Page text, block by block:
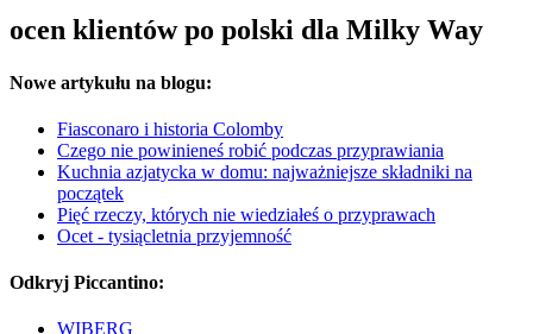
ocen klientów po polski dla Milky Way
Nowe artykułu na blogu:
Fiasconaro i historia Colomby
Czego nie powinieneś robić podczas przyprawiania
Kuchnia azjatycka w domu: najważniejsze składniki na
początek
Pięć rzeczy, których nie wiedziałeś o przyprawach
Ocet - tysiącletnia przyjemność
Odkryj Piccantino:
WIBERG